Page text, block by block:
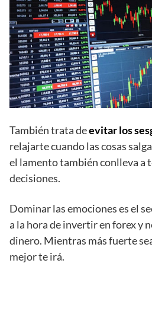
También trata deevitar los
relajarte cuando las cosas
el lamento también conlleva a
decisiones.
Dominar las emociones es el
a la hora de invertir en forex y
dinero. Mientras más fuerte
mejor te irá.